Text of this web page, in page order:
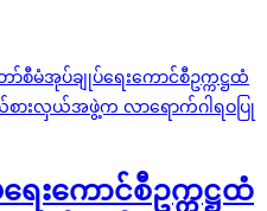
းကောင်စီဥက္ကဋ္ဌထံ